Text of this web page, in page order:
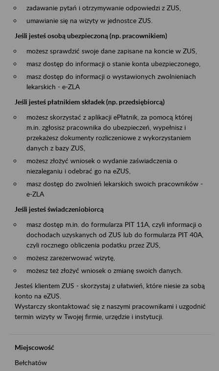
zadawanie pytań i otrzymywanie odpowiedzi z ZUS,
umawianie się na wizyty w jednostce ZUS.
Jeśli jesteś osobą ubezpieczoną (np. pracownikiem)
możesz sprawdzić swoje dane zapisane na koncie w ZUS,
masz dostęp do informacji o stanie konta ubezpieczonego,
masz dostęp do informacji o wystawionych zwolnieniach
lekarskich - e-ZLA
Jeśli jesteś płatnikiem składek (np. przedsiębiorcą)
możesz skorzystać z aplikacji ePłatnik, za pomocą której
m.in. zgłosisz pracownika do ubezpieczeń, wypełnisz i
przekażesz dokumenty rozliczeniowe z wykorzystaniem
danych z bazy ZUS,
możesz złożyć wniosek o wydanie zaświadczenia o
niezaleganiu i odebrać go na eZUS,
masz dostęp do zwolnień lekarskich swoich pracowników -
e-ZLA
Jeśli jesteś świadczeniobiorcą
masz dostęp m.in. do formularza PIT 11A, czyli informacji o
dochodach uzyskanych od ZUS lub do formularza PIT 40A,
czyli rocznego obliczenia podatku przez ZUS,
możesz zarezerwować wizytę,
możesz też złożyć wniosek o zmianę swoich danych.
Jesteś klientem ZUS - skorzystaj z ułatwień, które niesie za sobą
konto na eZUS.
Wystarczy skontaktować się z naszymi pracownikami i uzgodnić
termin wizyty w Twojej firmie, urzędzie i instytucji.
Miejscowość
Bełchatów